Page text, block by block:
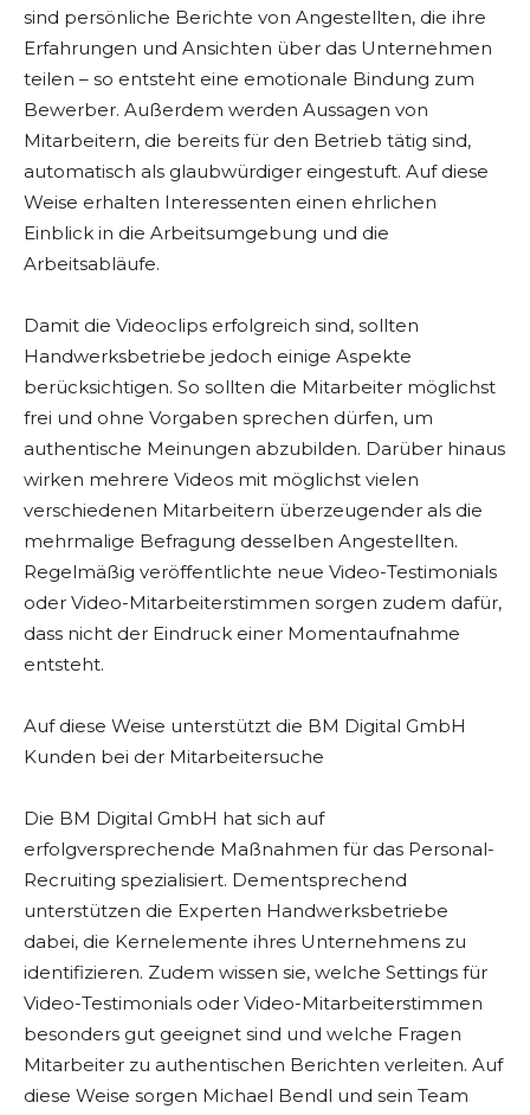
sind persönliche Berichte von Angestellten, die ihre
Erfahrungen und Ansichten über das Unternehmen
teilen – so entsteht eine emotionale Bindung zum
Bewerber. Außerdem werden Aussagen von
Mitarbeitern, die bereits für den Betrieb tätig sind,
automatisch als glaubwürdiger eingestuft. Auf diese
Weise erhalten Interessenten einen ehrlichen
Einblick in die Arbeitsumgebung und die
Arbeitsabläufe.
Damit die Videoclips erfolgreich sind, sollten
Handwerksbetriebe jedoch einige Aspekte
berücksichtigen. So sollten die Mitarbeiter möglichst
frei und ohne Vorgaben sprechen dürfen, um
authentische Meinungen abzubilden. Darüber hinaus
wirken mehrere Videos mit möglichst vielen
verschiedenen Mitarbeitern überzeugender als die
mehrmalige Befragung desselben Angestellten.
Regelmäßig veröffentlichte neue Video-Testimonials
oder Video-Mitarbeiterstimmen sorgen zudem dafür,
dass nicht der Eindruck einer Momentaufnahme
entsteht.
Auf diese Weise unterstützt die BM Digital GmbH
Kunden bei der Mitarbeitersuche
Die BM Digital GmbH hat sich auf
erfolgversprechende Maßnahmen für das Personal-
Recruiting spezialisiert. Dementsprechend
unterstützen die Experten Handwerksbetriebe
dabei, die Kernelemente ihres Unternehmens zu
identifizieren. Zudem wissen sie, welche Settings für
Video-Testimonials oder Video-Mitarbeiterstimmen
besonders gut geeignet sind und welche Fragen
Mitarbeiter zu authentischen Berichten verleiten. Auf
diese Weise sorgen Michael Bendl und sein Team